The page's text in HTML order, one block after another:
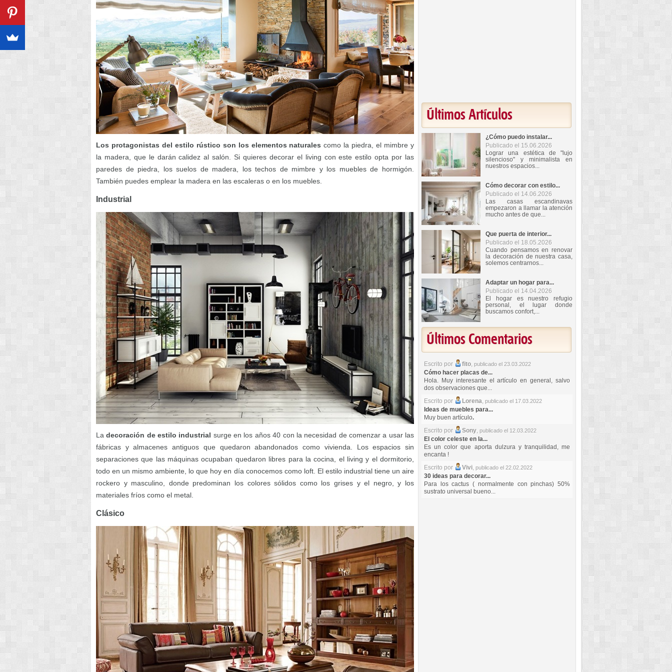
Los protagonistas del estilo rústico son los elementos naturalescomo la piedra, el mimbre y
la madera, que le darán calidez al salón. Si quieres decorar el living con este estilo opta por las
paredes de piedra, los suelos de madera, los techos de mimbre y los muebles de hormigón.
También puedes emplear la madera en las escaleras o en los muebles.
Industrial
Ladecoración de estilo industrial surge en los años 40 con la necesidad de comenzar a usar las
fábricas y almacenes antiguos que quedaron abandonados como vivienda. Los espacios sin
separaciones que las máquinas ocupaban quedaron libres para la cocina, el living y el dormitorio,
todo en un mismo ambiente, lo que hoy en día conocemos como loft. El estilo industrial tiene un aire
rockero y masculino, donde predominan los colores sólidos como los grises y el negro, y los
materiales fríos como el metal.
Clásico
Últimos Artículos
¿Cómo puedo instalar...
Publicado el 15.06.2026
Lograr una estética de "lujo
silencioso" y minimalista en
nuestros espacios...
Cómo decorar con estilo...
Publicado el 14.06.2026
Las casas escandinavas
empezaron a llamar la atención
mucho antes de que...
Que puerta de interior...
Publicado el 18.05.2026
Cuando pensamos en renovar
la decoración de nuestra casa,
solemos centrarnos...
Adaptar un hogar para...
Publicado el 14.04.2026
El hogar es nuestro refugio
personal, el lugar donde
buscamos confort,...
Últimos Comentarios
Escrito por fito, publicado el 23.03.2022
Cómo hacer placas de...
Hola. Muy interesante el artículo en general, salvo
dos observaciones que...
Escrito por
Lorena, publicado el 17.03.2022
Ideas de muebles para...
Muy buen artículo.
Escrito por
Sony, publicado el 12.03.2022
El color celeste en la...
Es un color que aporta dulzura y tranquilidad, me
encanta !
Escrito por
Vivi, publicado el 22.02.2022
30 ideas para decorar...
Para los cactus ( normalmente con pinchas) 50%
sustrato universal bueno...